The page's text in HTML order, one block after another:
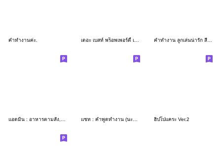
คำทำงานค่ะ. คำทำงาน ลูกเล่นน่ารัก สีเข้ม
แอดมิน : อาหารตามสั่ง,ขายอาหาร,พร้อมส่ง แชท : คำพูดทำงาน (นะคะ) ฮิปโปแคระ Ver.2